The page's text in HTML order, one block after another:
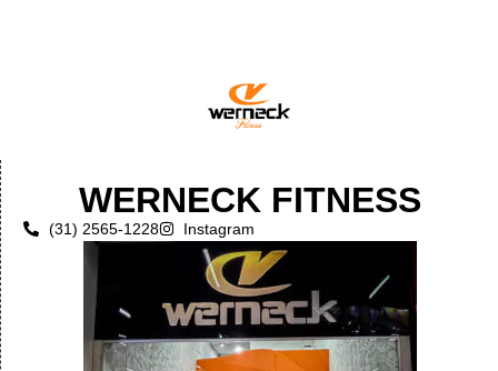
WERNECK FITNESS
(31) 2565-1228 Instagram